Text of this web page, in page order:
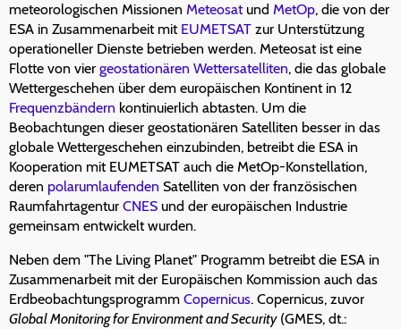
meteorologischen Missionen Meteosatund MetOp, die von der
ESA in Zusammenarbeit mit EUMETSAT zur Unterstützung
operationeller Dienste betrieben werden. Meteosat ist eine
Flotte von vier geostationären Wettersatelliten, die das globale
Wettergeschehen über dem europäischen Kontinent in 12
Frequenzbändern kontinuierlich abtasten. Um die
Beobachtungen dieser geostationären Satelliten besser in das
globale Wettergeschehen einzubinden, betreibt die ESA in
Kooperation mit EUMETSAT auch die MetOp-Konstellation,
deren polarumlaufenden Satelliten von der französischen
Raumfahrtagentur CNES und der europäischen Industrie
gemeinsam entwickelt wurden.
Neben dem "The Living Planet" Programm betreibt die ESA in
Zusammenarbeit mit der Europäischen Kommission auch das
Erdbeobachtungsprogramm Copernicus. Copernicus, zuvor
Global Monitoring for Environment and Security(GMES, dt.: